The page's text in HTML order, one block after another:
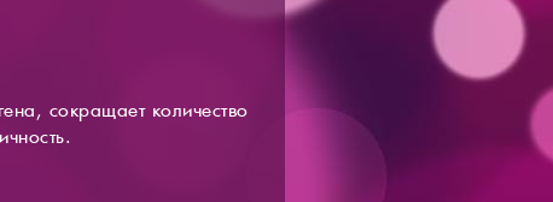
сокращает количество